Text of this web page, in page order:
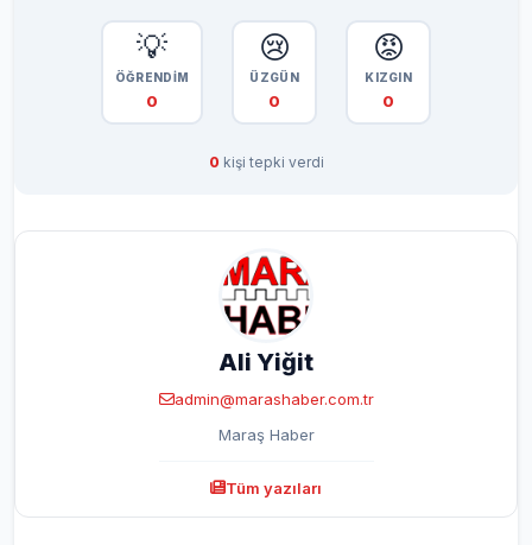
💡
ÖĞRENDİM
0
😢
ÜZGÜN
0
😡
KIZGIN
0
0 kişi tepki verdi
Ali Yiğit
admin@marashaber.com.tr
Maraş Haber
Tüm yazıları